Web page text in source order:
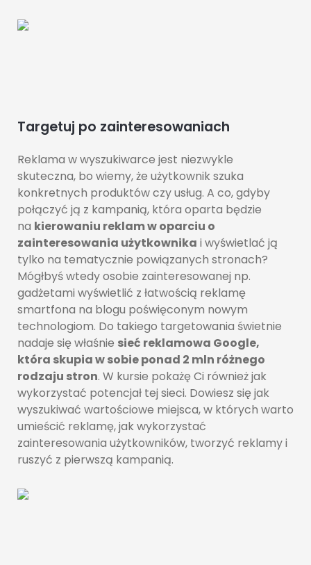
Targetuj po zainteresowaniach
Reklama w wyszukiwarce jest niezwykle
skuteczna, bo wiemy, że użytkownik szuka
konkretnych produktów czy usług. A co, gdyby
połączyć ją z kampanią, która oparta będzie
na kierowaniu reklam w oparciu o
zainteresowania użytkownika i wyświetlać ją
tylko na tematycznie powiązanych stronach?
Mógłbyś wtedy osobie zainteresowanej np.
gadżetami wyświetlić z łatwością reklamę
smartfona na blogu poświęconym nowym
technologiom. Do takiego targetowania świetnie
nadaje się właśnie sieć reklamowa Google,
która skupia w sobie ponad 2 mln różnego
rodzaju stron. W kursie pokażę Ci również jak
wykorzystać potencjał tej sieci. Dowiesz się jak
wyszukiwać wartościowe miejsca, w których warto
umieścić reklamę, jak wykorzystać
zainteresowania użytkowników, tworzyć reklamy i
ruszyć z pierwszą kampanią.